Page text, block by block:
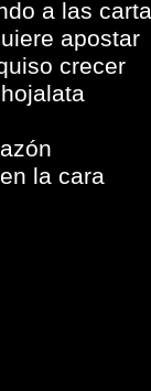
a las
apostar
crecer
la cara